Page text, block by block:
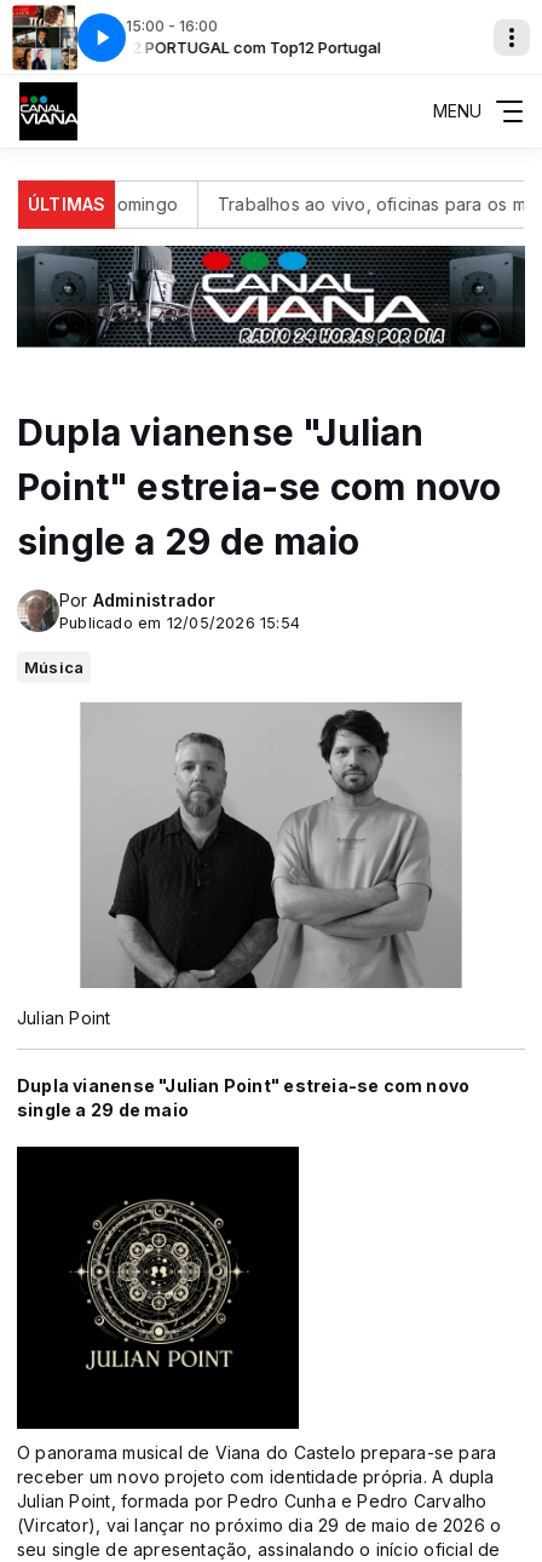
15:00 - 16:00
TOP 12 PORTUGAL com Top12 Portugal TOP 12
MENU
ÚLTIMAS
domingo Trabalhos ao vivo, oficinas para os mais
Dupla vianense "Julian
Point" estreia-se com novo
single a 29 de maio
Por Administrador
Publicado em 12/05/2026 15:54
Música
Julian Point
Dupla vianense "Julian Point" estreia-se com novo
single a 29 de maio
O panorama musical de Viana do Castelo prepara-se para
receber um novo projeto com identidade própria. A dupla
Julian Point, formada por Pedro Cunha e Pedro Carvalho
(Vircator), vai lançar no próximo dia 29 de maio de 2026 o
seu single de apresentação, assinalando o início oficial de